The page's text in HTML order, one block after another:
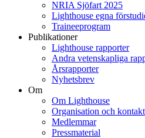
NRIA Sjöfart 2025
Lighthouse egna
Traineeprogram
Publikationer
Lighthouse rapporter
Andra vetenskapliga
Årsrapporter
Nyhetsbrev
Om
Om Lighthouse
Organisation och kontakt
Medlemmar
Pressmaterial